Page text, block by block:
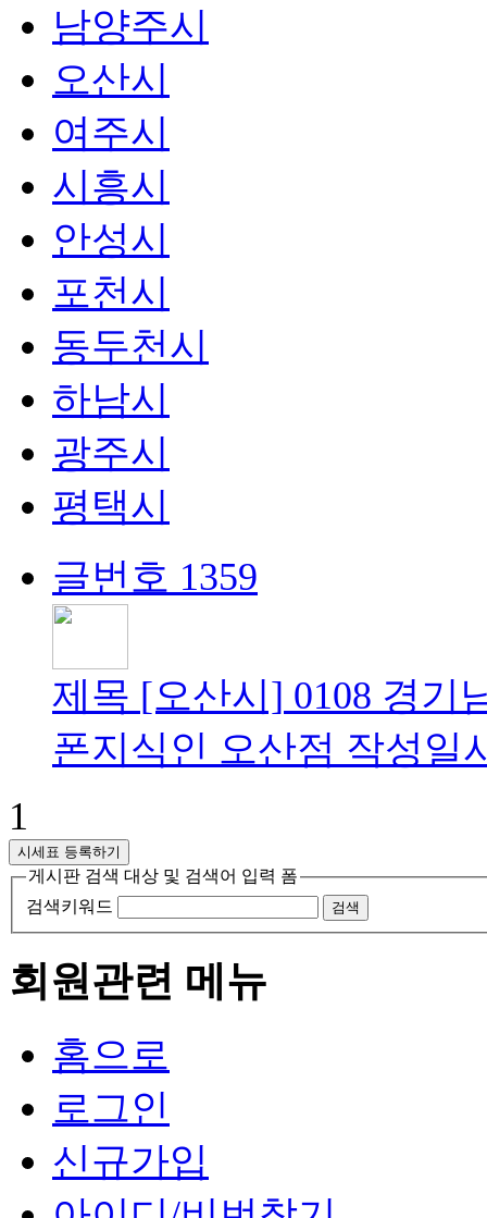
남양주시
오산시
여주시
시흥시
안성시
포천시
동두천시
하남시
광주시
평택시
글번호 1359
제목 [오산시] 0108 경기
폰지식인 오산점 작성일
1
시세표 등록하기
게시판 검색 대상 및 검색어 입력 폼
검색키워드
검색
회원관련 메뉴
홈으로
로그인
신규가입